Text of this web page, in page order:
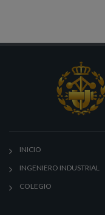
INICIO
INGENIERO INDUSTRIAL
COLEGIO